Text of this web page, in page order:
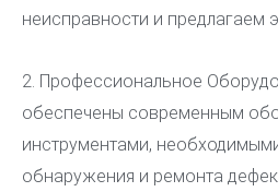
неисправности и предлагаем
2. Профессиональное
обеспечены современным
инструментами,
обнаружения и ремонта